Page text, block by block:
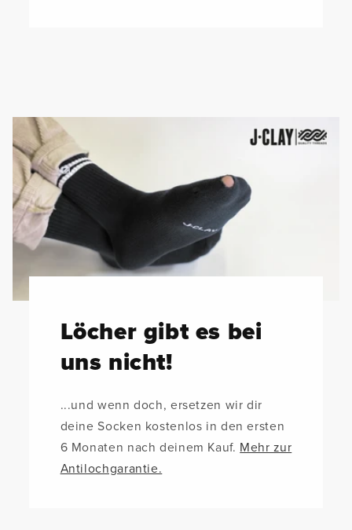
Löcher gibt es bei
uns nicht!
...und wenn doch, ersetzen wir dir
deine Socken kostenlos in den ersten
6 Monaten nach deinem Kauf. Mehr zur
Antilochgarantie.